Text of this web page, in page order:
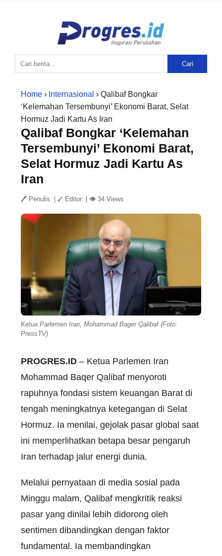
Cari
Home › Internasional › Qalibaf Bongkar
‘Kelemahan Tersembunyi’ Ekonomi Barat, Selat
Hormuz Jadi Kartu As Iran
Qalibaf Bongkar ‘Kelemahan
Tersembunyi’ Ekonomi Barat,
Selat Hormuz Jadi Kartu As
Iran
🖊 Penulis: ✓ Editor: 👁 34 Views
Ketua Parlemen Iran, Mohammad Bager Qalibaf (Foto:
PressTV)
PROGRES.ID – Ketua Parlemen Iran
Mohammad Baqer Qalibaf menyoroti
rapuhnya fondasi sistem keuangan Barat di
tengah meningkatnya ketegangan di Selat
Hormuz. Ia menilai, gejolak pasar global saat
ini memperlihatkan betapa besar pengaruh
Iran terhadap jalur energi dunia.
Melalui pernyataan di media sosial pada
Minggu malam, Qalibaf mengkritik reaksi
pasar yang dinilai lebih didorong oleh
sentimen dibandingkan dengan faktor
fundamental. Ia membandingkan